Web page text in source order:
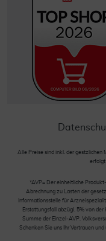
Alle Preise sind inkl. der gestzlichen
erfolgt
*AVP= Der einheitliche
Abrechnung zu Lasten der
Informationsstelle für
Erstattungsfall abzügl. 5% von
Summe der Einzel-AVP.
Schenken Sie uns Ihr Vertrauen